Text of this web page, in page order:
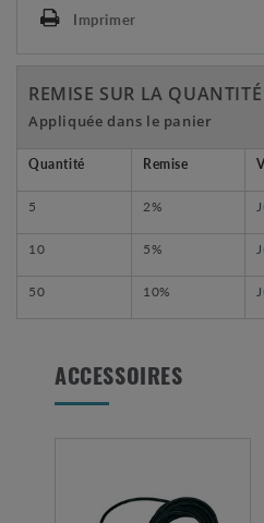
Imprimer
REMISE SUR LA QUANTITÉ
Appliquée dans le panier
Quantité Remise
5 2%
10 5%
50 10%
ACCESSOIRES